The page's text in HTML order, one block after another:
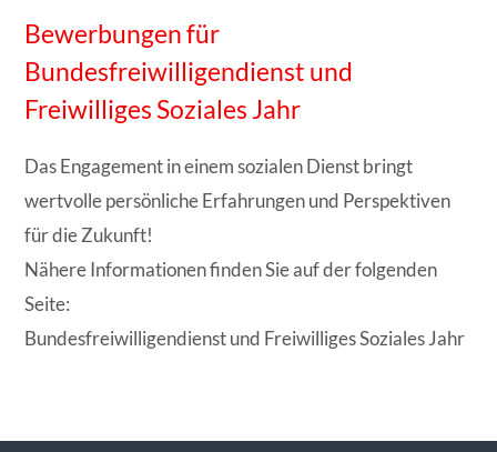
Bewerbungen für
Bundesfreiwilligendienst und
Freiwilliges Soziales Jahr
Das Engagement in einem sozialen Dienst bringt
wertvolle persönliche Erfahrungen und Perspektiven
für die Zukunft!
Nähere Informationen finden Sie auf der folgenden
Seite:
Bundesfreiwilligendienst und Freiwilliges Soziales Jahr